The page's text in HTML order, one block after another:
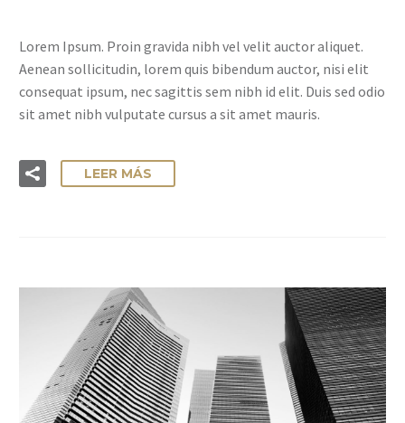
Lorem Ipsum. Proin gravida nibh vel velit auctor aliquet.
Aenean sollicitudin, lorem quis bibendum auctor, nisi elit
consequat ipsum, nec sagittis sem nibh id elit. Duis sed odio
sit amet nibh vulputate cursus a sit amet mauris.
LEER MÁS